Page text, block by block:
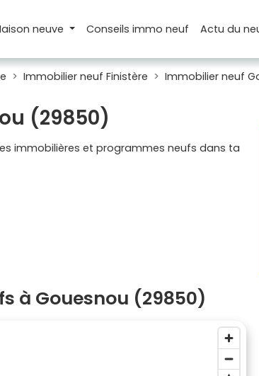
neuve Conseilsimmo neuf Actudu
Immobilier neuf Finistère Immobilier neuf
(29850)
immobilières et programmes neufs dans ta
à Gouesnou (29850)